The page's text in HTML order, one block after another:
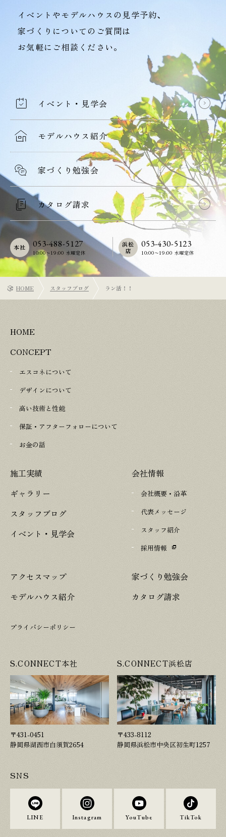
イベントやモデルハウスの見学予約、
家づくりについてのご質問は
お気軽にご相談ください。
イベント・見学会
モデルハウス紹介
家づくり勉強会
カタログ請求
053-488-5127
10:00〜19:00 水曜定休
本社 053-430-5123
10:00〜19:00 水曜定休
浜松
店
HOME スタッフブログ ラン活！！
HOME
CONCEPT
エスコネについて
デザインについて
高い技術と性能
保証・アフターフォローについて
お金の話
施工実績
ギャラリー
スタッフブログ
イベント・見学会
会社情報
会社概要・沿革
代表メッセージ
スタッフ紹介
採用情報
アクセスマップ
モデルハウス紹介
家づくり勉強会
カタログ請求
プライバシーポリシー
S.CONNECT本社
〒431-0451
静岡県湖西市白須賀2654
S.CONNECT浜松店
〒433-8112
静岡県浜松市中央区初生町1257
SNS
LINE Instagram YouTube TikTok